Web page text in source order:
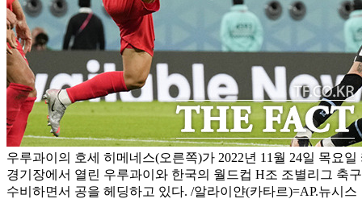
우루과이의 호세 히메네스(오른쪽)가 2022년 11월 24일 목요
경기장에서 열린 우루과이와 한국의 월드컵 H조 조별리그 축
수비하면서 공을 헤딩하고 있다. /알라이얀(카타르)=AP.뉴시스